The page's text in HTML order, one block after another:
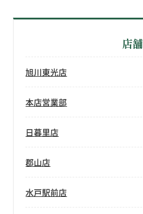
店舗
旭川東光店
本店営業部
日暮里店
郡山店
水戸駅前店